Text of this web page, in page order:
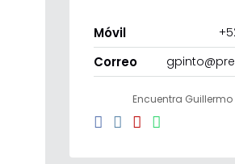
Móvil
Correo
Encuentra Guillermo